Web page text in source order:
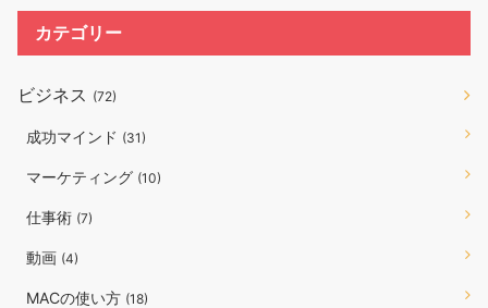
カテゴリー
ビジネス (72)
成功マインド (31)
マーケティング (10)
仕事術 (7)
動画 (4)
MACの使い方 (18)